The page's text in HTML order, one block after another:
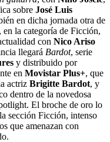
sobre José Luis
en dicha jornada otra de
, en la categoría de Ficción,
con Nico Ariso
llegará Bardot, serie
y distribuido por
en Movistar Plus+, que
actriz Brigitte Bardot, y
dentro de la novedosa
El broche de oro lo
sección Ficción, intenso
que amenazan con